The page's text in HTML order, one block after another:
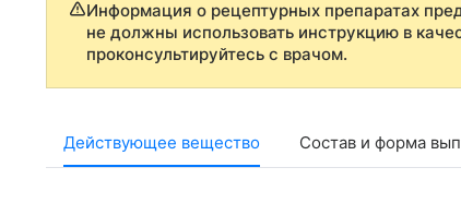
Информация о рецептурных препаратах
не должны использовать инструкцию в
проконсультируйтесь с врачом.
Действующее вещество Состав и форма